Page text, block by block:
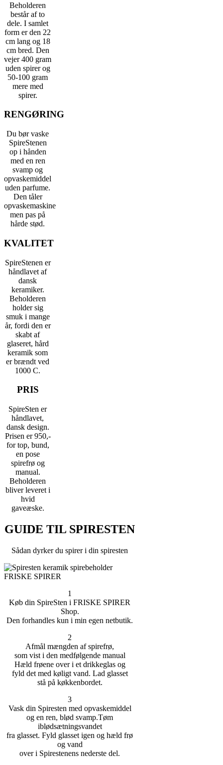
Beholderen
består af to
dele. I samlet
form er den 22
cm lang og 18
cm bred. Den
vejer 400 gram
uden spirer og
50-100 gram
mere med
spirer.
RENGØRING
Du bør vaske
SpireStenen
op i hånden
med en ren
svamp og
opvaskemiddel
uden parfume.
Den tåler
opvaskemaskine
men pas på
hårde stød.
KVALITET
SpireStenen er
håndlavet af
dansk
keramiker.
Beholderen
holder sig
smuk i mange
år, fordi den er
skabt af
glaseret, hård
keramik som
er brændt ved
1000 C.
PRIS
SpireSten er
håndlavet,
dansk design.
Prisen er 950,-
for top, bund,
en pose
spirefrø og
manual.
Beholderen
bliver leveret i
hvid
gaveæske.
GUIDE TIL SPIRESTEN
Sådan dyrker du spirer i din spiresten
1
Køb din SpireSten i FRISKE SPIRER
Shop.
Den forhandles kun i min egen netbutik.
2
Afmål mængden af spirefrø,
som vist i den medfølgende manual
Hæld frøene over i et drikkeglas og
fyld det med køligt vand. Lad glasset
stå på køkkenbordet.
3
Vask din Spiresten med opvaskemiddel
og en ren, blød svamp.Tøm
iblødsætningsvandet
fra glasset. Fyld glasset igen og hæld frø
og vand
over i Spirestenens nederste del.